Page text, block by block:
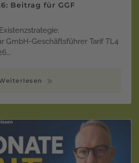
Beitrag für GGF
GmbH-Geschäftsführer Tarif TL4